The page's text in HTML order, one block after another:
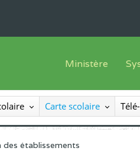
Ministère
Le Ministre
Le SEESEN
Carte scolaire
établissements